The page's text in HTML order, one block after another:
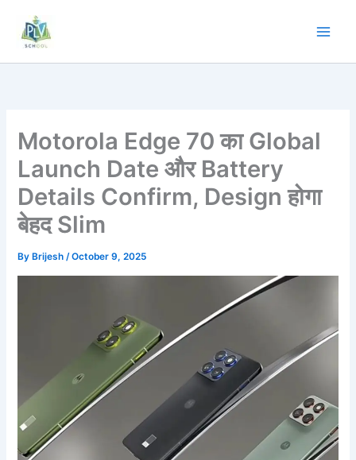
Motorola Edge 70 का Global
Launch Date और Battery
Details Confirm, Design होगा
बेहद Slim
By Brijesh/October 9, 2025